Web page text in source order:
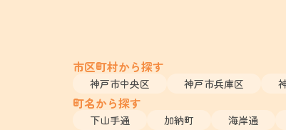
市区町村から探す
神戸市中央区 神戸市兵庫区
町名から探す
下山手通 加納町 海岸通